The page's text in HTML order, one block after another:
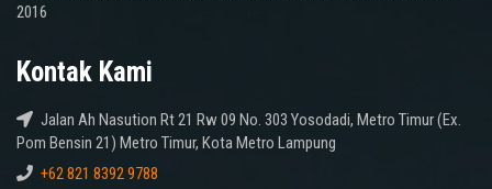
2016
Kontak Kami
Jalan Ah Nasution Rt 21 Rw 09 No. 303 Yosodadi, Metro Timur (Ex.
Pom Bensin 21) Metro Timur, Kota Metro Lampung
+62 821 8392 9788